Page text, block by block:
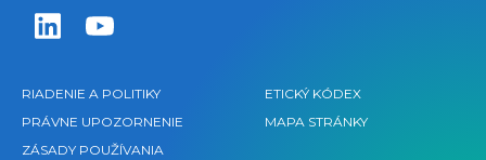
Zentiva LinkedIn
Zentiva YouTube
RIADENIE A POLITIKY
PRÁVNE UPOZORNENIE
ZÁSADY POUŽÍVANIA
ETICKÝ KÓDEX
MAPA STRÁNKY